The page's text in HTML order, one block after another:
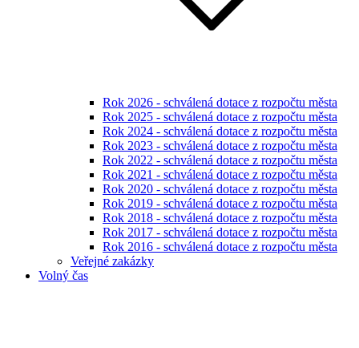
Rok 2026 - schválená dotace z rozpočtu města
Rok 2025 - schválená dotace z rozpočtu města
Rok 2024 - schválená dotace z rozpočtu města
Rok 2023 - schválená dotace z rozpočtu města
Rok 2022 - schválená dotace z rozpočtu města
Rok 2021 - schválená dotace z rozpočtu města
Rok 2020 - schválená dotace z rozpočtu města
Rok 2019 - schválená dotace z rozpočtu města
Rok 2018 - schválená dotace z rozpočtu města
Rok 2017 - schválená dotace z rozpočtu města
Rok 2016 - schválená dotace z rozpočtu města
Veřejné zakázky
Volný čas